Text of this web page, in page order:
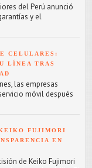
del Perú anunció
y el
CELULARES:
LÍNEA TRAS
las empresas
móvil después
FUJIMORI
EN
de Keiko Fujimori